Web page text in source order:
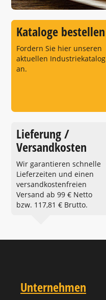
Kataloge bestellen
Fordern Sie hier unseren
aktuellen Industriekatalog
an.
Lieferung /
Versandkosten
Wir garantieren schnelle
Lieferzeiten und einen
versandkostenfreien
Versand ab 99 € Netto
bzw. 117,81 € Brutto.
Unternehmen